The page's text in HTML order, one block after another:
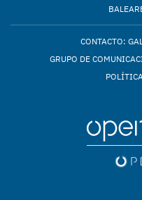
CONTACTO:
GRUPO DE